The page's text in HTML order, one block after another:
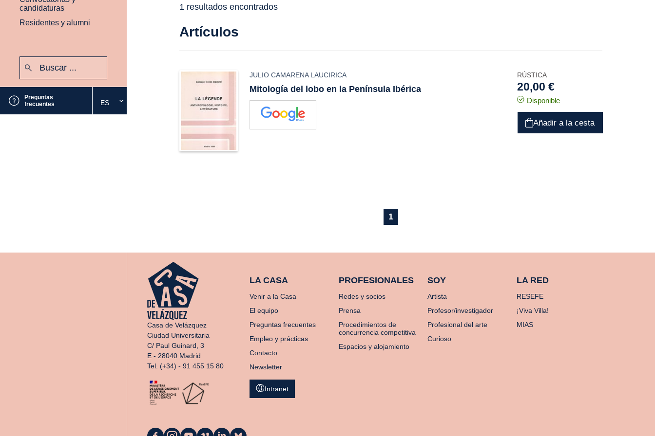
candidaturas
Residentes y alumni
Preguntas
frecuentes
Seleccione
el
ES
1 resultados encontrados
Artículos
JULIO CAMARENA LAUCIRICA
Mitología del lobo en la Península Ibérica
RÚSTICA
20,00 €
Disponible
Añadir a la cesta
1
Casa de Velázquez
Ciudad Universitaria
C/ Paul Guinard, 3
E - 28040 Madrid
Tel. (+34) - 91 455 15 80
LA CASA
Venir a la Casa
El equipo
Preguntas frecuentes
Empleo y prácticas
Contacto
Newsletter
PROFESIONALES
Redes y socios
Prensa
Procedimientos de
concurrencia competitiva
Espacios y alojamiento
SOY
Artista
Profesor/investigador
Profesional del arte
Curioso
LA RED
RESEFE
¡Viva Villa!
MIAS
Intranet